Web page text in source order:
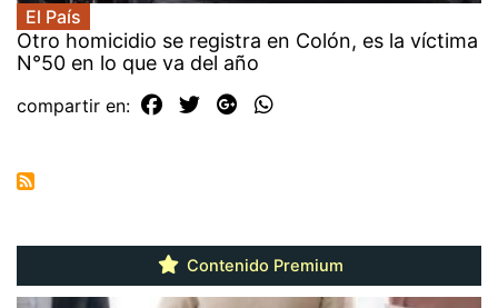
El País
Otro homicidio se registra en Colón, es la víctima
N°50 en lo que va del año
compartir en:
Contenido Premium